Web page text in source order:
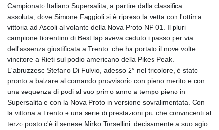
Campionato Italiano Supersalita, a partire dalla classifica
assoluta, dove Simone Faggioli si è ripreso la vetta con l'ottima
vittoria ad Ascoli al volante della Nova Proto NP 01. Il pluri
campione fiorentino di Best lap aveva ceduto i passo per via
dell'assenza giustificata a Trento, che ha portato il nove volte
vincitore a Rieti sul podio americano della Pikes Peak.
L'abruzzese Stefano Di Fulvio, adesso 2° nel tricolore, è stato
pronto a balzare al comando provvisorio con pieno merito e con
una sequenza di podi al suo primo anno a tempo pieno in
Supersalita e con la Nova Proto in versione sovralimentata. Con
la vittoria a Trento e una serie di prestazioni più che convincenti al
terzo posto c'è il senese Mirko Torsellini, decisamente a suo agio